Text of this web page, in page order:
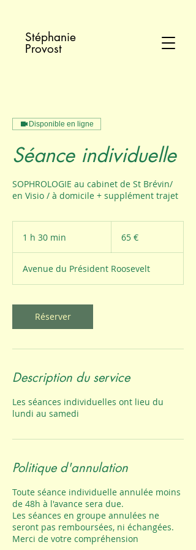
Stéphanie
Provost
Disponible en ligne
Séance individuelle
SOPHROLOGIE au cabinet de St Brévin/
en Visio / à domicile + supplément trajet
1 h 30 min
m
i
65 €
Avenue du Président Roosevelt
Réserver
Description du service
Les séances individuelles ont lieu du
lundi au samedi
Politique d'annulation
Toute séance individuelle annulée moins
de 48h à l'avance sera due.
Les séances en groupe annulées ne
seront pas remboursées, ni échangées.
Merci de votre compréhension